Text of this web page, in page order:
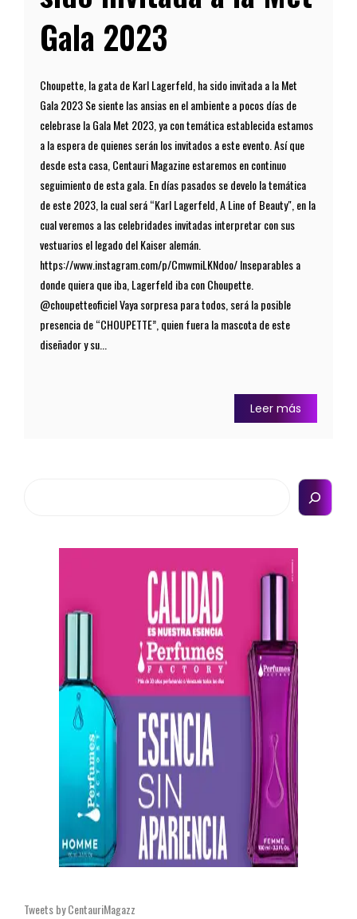
Gala 2023
Choupette, la gata de Karl Lagerfeld, ha sido invitada a la Met
Gala 2023 Se siente las ansias en el ambiente a pocos días de
celebrase la Gala Met 2023, ya con temática establecida estamos
a la espera de quienes serán los invitados a este evento. Así que
desde esta casa, Centauri Magazine estaremos en continuo
seguimiento de esta gala. En días pasados se develo la temática
de este 2023, la cual será “Karl Lagerfeld, A Line of Beauty", en la
cual veremos a las celebridades invitadas interpretar con sus
vestuarios el legado del Kaiser alemán.
https://www.instagram.com/p/CmwmiLKNdoo/ Inseparables a
donde quiera que iba, Lagerfeld iba con Choupette.
@choupetteoficiel Vaya sorpresa para todos, será la posible
presencia de “CHOUPETTE”, quien fuera la mascota de este
diseñador y su...
Leer más
Tweets by CentauriMagazz